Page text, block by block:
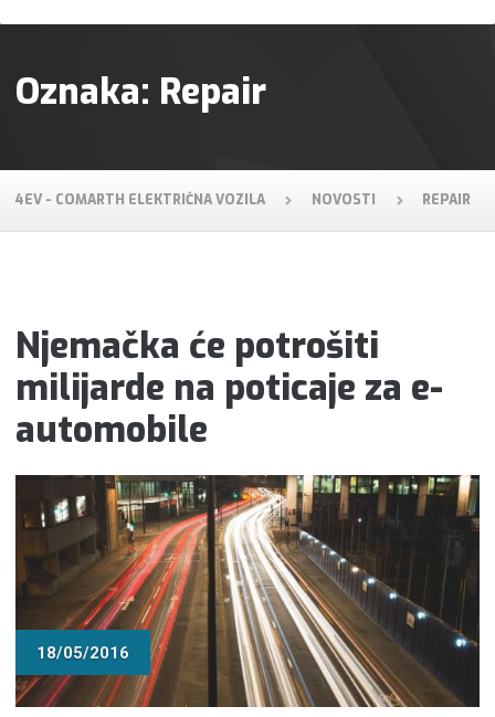
Oznaka: Repair
4EV - COMARTH ELEKTRIČNA VOZILA NOVOSTI REPAIR
Njemačka će potrošiti
milijarde na poticaje za e-
automobile
18/05/2016